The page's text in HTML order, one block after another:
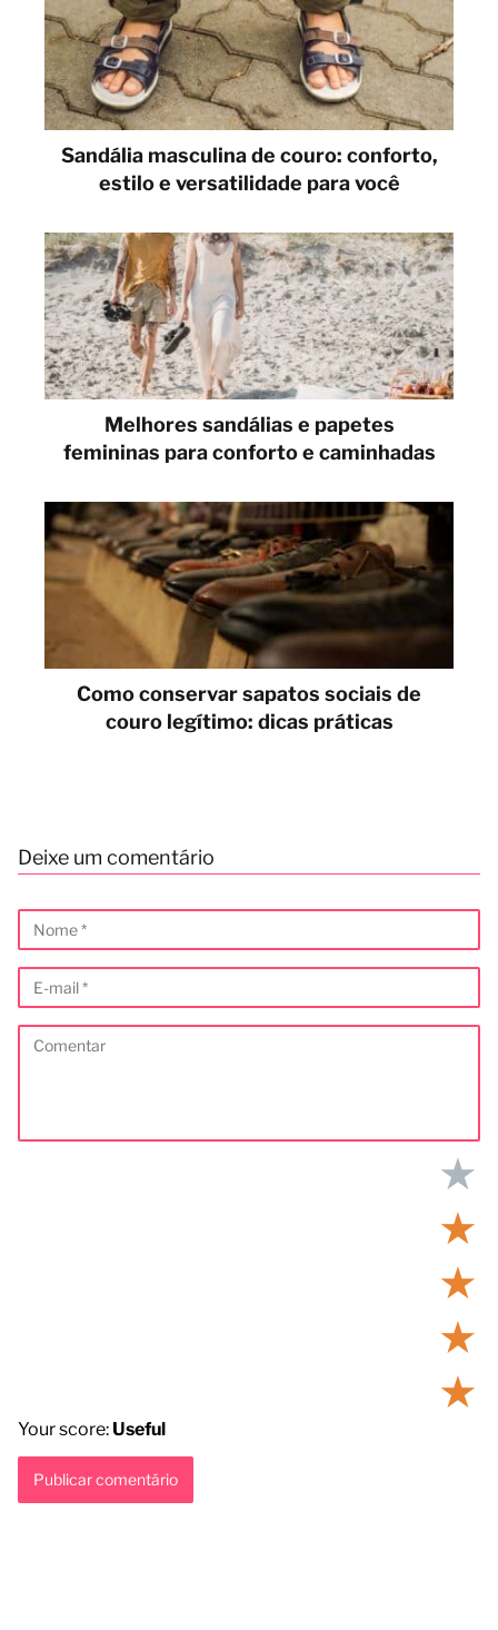
Sandália masculina de couro: conforto,
estilo e versatilidade para você
Melhores sandálias e papetes
femininas para conforto e caminhadas
Como conservar sapatos sociais de
couro legítimo: dicas práticas
Deixe um comentário
★
★
★
★
★
Your score: Useful